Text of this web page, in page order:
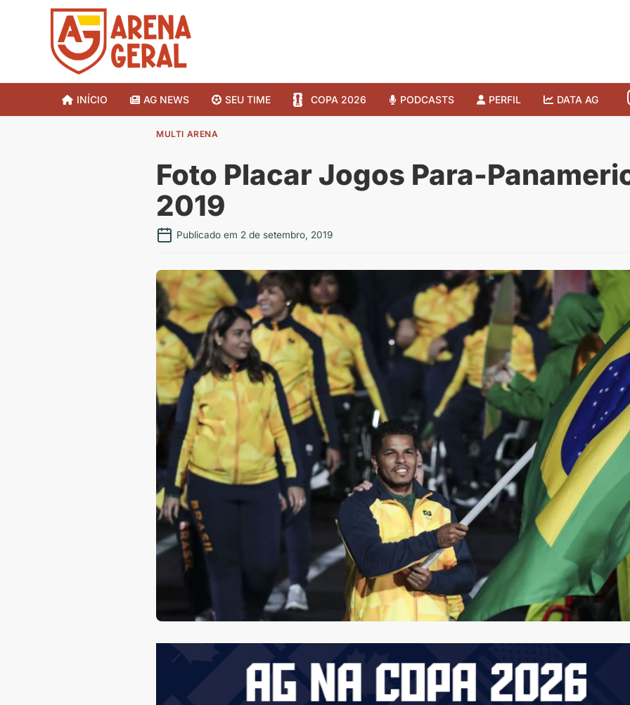
INÍCIO AG NEWS SEU TIME COPA 2026 PODCASTS PERFIL DATA AG
MULTI ARENA
Foto Placar Jogos Para-
2019
Publicado em 2 de setembro, 2019